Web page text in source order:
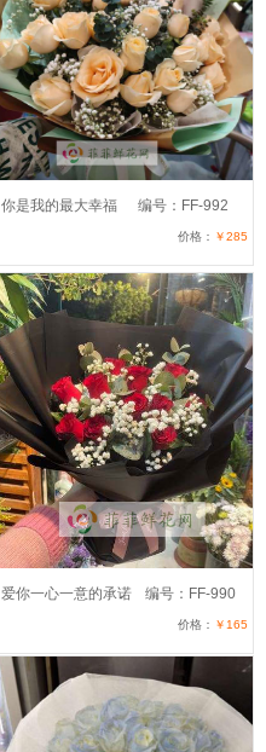
你是我的最大幸福 编号：FF-992
价格： ￥285
爱你一心一意的承诺 编号：FF-990
价格： ￥165